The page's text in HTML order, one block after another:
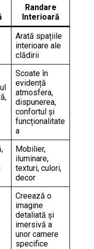
Randare
Interioară
Arată spațiile
interioare ale
clădirii
Scoate în
evidență
atmosfera,
dispunerea,
confortul și
funcționalitate
a
Mobilier,
iluminare,
texturi, culori,
decor
Creează o
imagine
detaliată și
imersivă a
unor camere
specifice